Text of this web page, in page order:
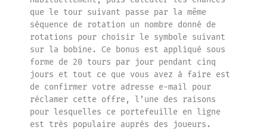
que le tour suivant passe par la même
séquence de rotation un nombre donné de
rotations pour choisir le symbole suivant
sur la bobine. Ce bonus est appliqué sous
forme de 20 tours par jour pendant cinq
jours et tout ce que vous avez à faire est
de confirmer votre adresse e-mail pour
réclamer cette offre, l’une des raisons
pour lesquelles ce portefeuille en ligne
est très populaire auprès des joueurs.